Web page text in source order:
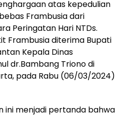
atas kepedulian
Frambusia dari
Peringatan Hari NTDs.
Frambusia diterima Bupati
Kepala Dinas
dr.Bambang Triono di
pada Rabu (06/03/2024)
ini menjadi pertanda bahwa